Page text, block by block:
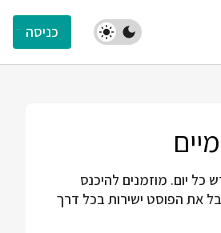
כניסה
כל יום. מוזמנים להיכנס
את הפוסט ישירות בכל דרך